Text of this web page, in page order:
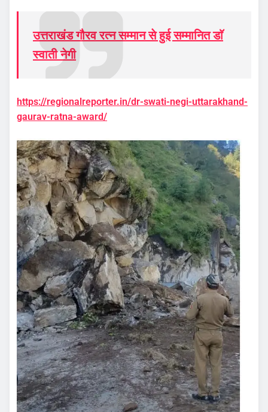
उत्तराखंड गौरव रत्न सम्मान से हुई सम्मानित डाॅ
स्वाती नेगी
https://regionalreporter.in/dr-swati-negi-uttarakhand-
gaurav-ratna-award/